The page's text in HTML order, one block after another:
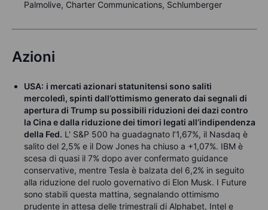
Palmolive, Charter Communications, Schlumberger
Azioni
USA: i mercati azionari statunitensi sono saliti
mercoledì, spinti dall’ottimismo generato dai segnali di
apertura di Trump su possibili riduzioni dei dazi contro
la Cina e dalla riduzione dei timori legati all’indipendenza
della Fed. L' S&P 500 ha guadagnato l’1,67%, il Nasdaq è
salito del 2,5% e il Dow Jones ha chiuso a +1,07%. IBM è
scesa di quasi il 7% dopo aver confermato guidance
conservative, mentre Tesla è balzata del 6,2% in seguito
alla riduzione del ruolo governativo di Elon Musk. I Future
sono stabili questa mattina, segnalando ottimismo
prudente in attesa delle trimestrali di Alphabet, Intel e